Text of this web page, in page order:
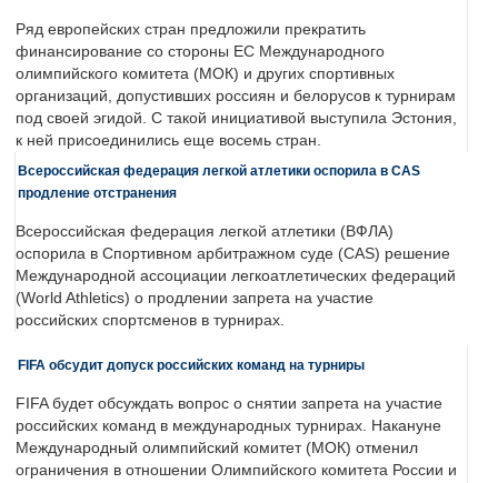
Ряд европейских стран предложили прекратить
финансирование со стороны ЕС Международного
олимпийского комитета (МОК) и других спортивных
организаций, допустивших россиян и белорусов к турнирам
под своей эгидой. С такой инициативой выступила Эстония,
к ней присоединились еще восемь стран.
Всероссийская федерация легкой атлетики оспорила в CAS
продление отстранения
Всероссийская федерация легкой атлетики (ВФЛА)
оспорила в Спортивном арбитражном суде (CAS) решение
Международной ассоциации легкоатлетических федераций
(World Athletics) о продлении запрета на участие
российских спортсменов в турнирах.
FIFA обсудит допуск российских команд на турниры
FIFA будет обсуждать вопрос о снятии запрета на участие
российских команд в международных турнирах. Накануне
Международный олимпийский комитет (МОК) отменил
ограничения в отношении Олимпийского комитета России и